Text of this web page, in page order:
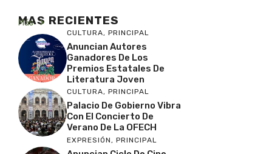
MAS RECIENTES
Más
CULTURA, PRINCIPAL
Anuncian Autores
Ganadores De Los
Premios Estatales De
Literatura Joven
CULTURA, PRINCIPAL
Palacio De Gobierno Vibra
Con El Concierto De
Verano De La OFECH
EXPRESIÓN , PRINCIPAL